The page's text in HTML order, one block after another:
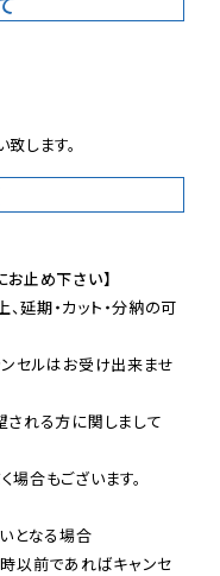
します。
お止め下さい】
延期・カット・分納の可
ンセルはお受け出来ませ
される方に関しまして
合もございます。
となる場合
以前であればキャンセ